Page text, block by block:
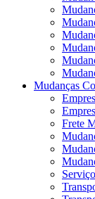
Mudanças
Frete